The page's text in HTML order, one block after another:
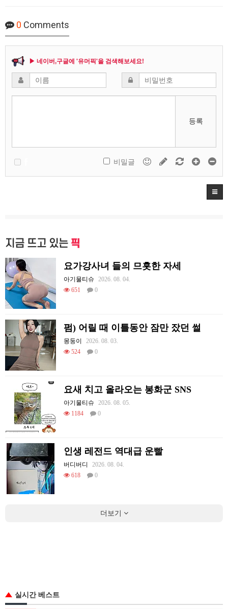
0 Comments
▶ 네이버,구글에 '유머픽'을 검색해보세요!
등록
비밀글
지금 뜨고 있는 픽
요가강사녀 들의 므흣한 자세
아기물티슈
2026. 08. 04.
651
0
펌) 어릴 때 이틀동안 잠만 잤던 썰
몽둥이
2026. 08. 03.
524
0
요새 치고 올라오는 봉화군 SNS
아기물티슈
2026. 08. 05.
1184
0
인생 레전드 역대급 운빨
버디버디
2026. 08. 04.
618
0
더보기
실시간 베스트